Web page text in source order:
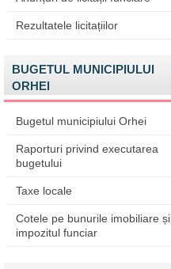
Rezultatele licitațiilor
BUGETUL MUNICIPIULUI
ORHEI
Bugetul municipiului Orhei
Raporturi privind executarea
bugetului
Taxe locale
Cotele pe bunurile imobiliare și
impozitul funciar